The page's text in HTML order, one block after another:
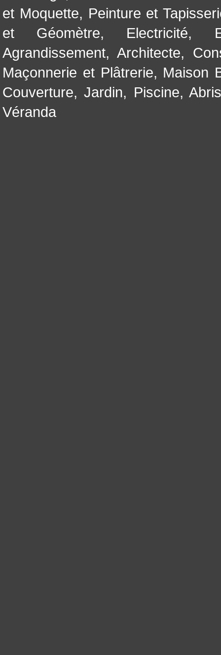
et Moquette, Peinture et
et Géomètre, Electricité,
Agrandissement, Architecte,
Maçonnerie et Plâtrerie, Maison
Couverture,Jardin, Piscine,
Véranda